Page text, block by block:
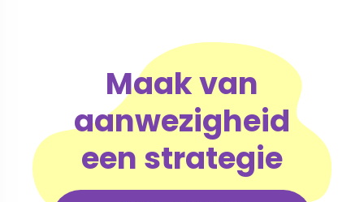
Maak van
aanwezigheid
een strategie